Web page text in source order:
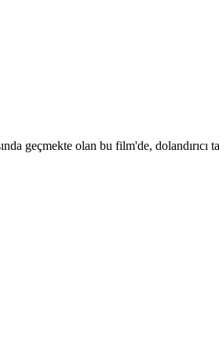
geçmekte olan bu film'de, dolandırıcı